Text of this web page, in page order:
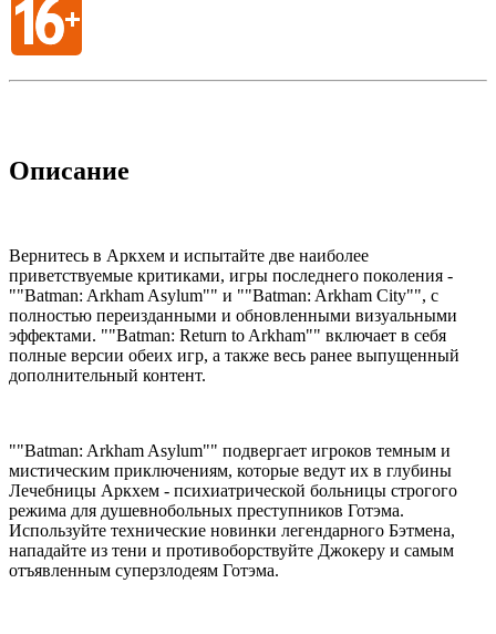
Описание
Вернитесь в Аркхем и испытайте две наиболее
приветствуемые критиками, игры последнего поколения -
""Batman: Arkham Asylum"" и ""Batman: Arkham City"", с
полностью переизданными и обновленными визуальными
эффектами. ""Batman: Return to Arkham"" включает в себя
полные версии обеих игр, а также весь ранее выпущенный
дополнительный контент.
""Batman: Arkham Asylum"" подвергает игроков темным и
мистическим приключениям, которые ведут их в глубины
Лечебницы Аркхем - психиатрической больницы строгого
режима для душевнобольных преступников Готэма.
Используйте технические новинки легендарного Бэтмена,
нападайте из тени и противоборствуйте Джокеру и самым
отъявленным суперзлодеям Готэма.